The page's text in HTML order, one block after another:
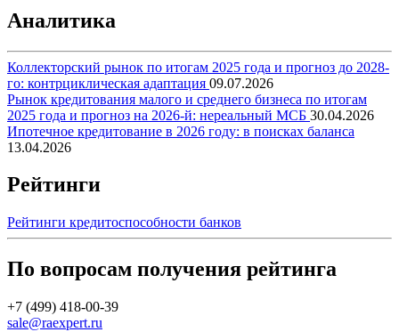
Аналитика
Коллекторский рынок по итогам 2025 года и прогноз до 2028-
го: контрциклическая адаптация 09.07.2026
Рынок кредитования малого и среднего бизнеса по итогам
2025 года и прогноз на 2026-й: нереальный МСБ 30.04.2026
Ипотечное кредитование в 2026 году: в поисках баланса
13.04.2026
Рейтинги
Рейтинги кредитоспособности банков
По вопросам получения рейтинга
+7 (499) 418-00-39
sale@raexpert.ru